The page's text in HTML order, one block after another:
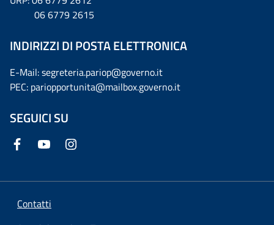
06 6779 2615
INDIRIZZI DI POSTA ELETTRONICA
E-Mail: segreteria.pariop@governo.it
PEC: pariopportunita@mailbox.governo.it
SEGUICI SU
Contatti